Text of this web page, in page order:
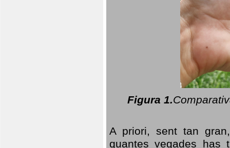
Figura 1.
A priori, sent tan
quantes vegades has